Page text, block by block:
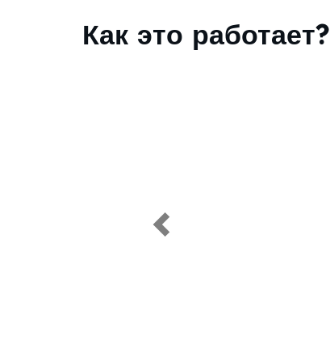
Как это работает?
Previous